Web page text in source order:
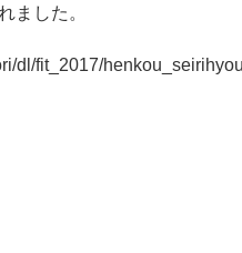
ました。
dl/fit_2017/